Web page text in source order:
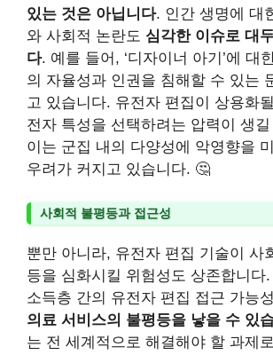
있는 것은 아닙니다. 인간 생명에 대
와 사회적 논란도 심각한 이슈로 대
다. 예를 들어, ‘디자이너 아기’에 대
의 자율성과 인권을 침해할 수 있는
고 있습니다. 유전자 편집이 상용화
전자 특성을 선택하려는 압력이 생
이는 군집 내의 다양성에 악영향을
우려가 커지고 있습니다. 🤔
사회적 불평등과 접근성
뿐만 아니라, 유전자 편집 기술이 사
등을 심화시킬 위험성도 상존합니다
소득층 간의 유전자 편집 접근 가능
의료 서비스의 불평등을 낳을 수 있
는 전 세계적으로 해결해야 할 과제